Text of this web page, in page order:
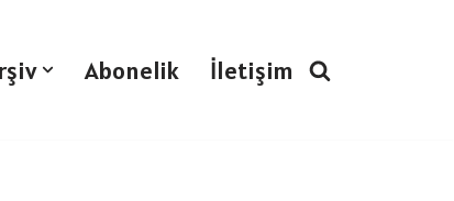
Abonelik İletişim